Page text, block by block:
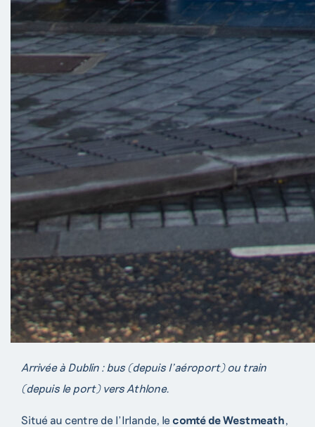
Arrivée à Dublin : bus (depuis l’aéroport) ou train
(depuis le port) vers Athlone.
Situé au centre de l’Irlande, le comté de Westmeath